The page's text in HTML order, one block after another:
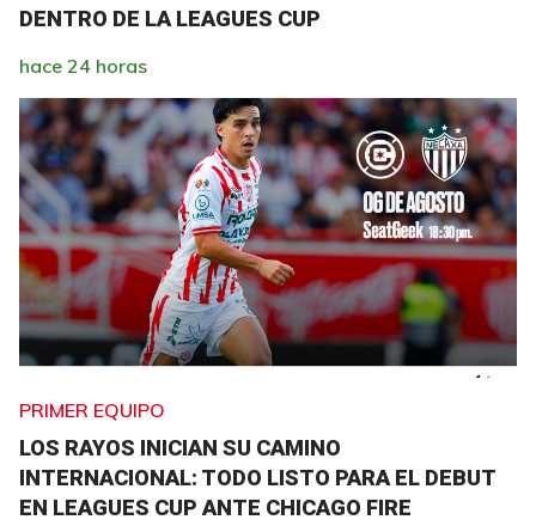
DENTRO DE LA LEAGUES CUP
hace 24 horas
PRIMER EQUIPO
LOS RAYOS INICIAN SU CAMINO
INTERNACIONAL: TODO LISTO PARA EL DEBUT
EN LEAGUES CUP ANTE CHICAGO FIRE